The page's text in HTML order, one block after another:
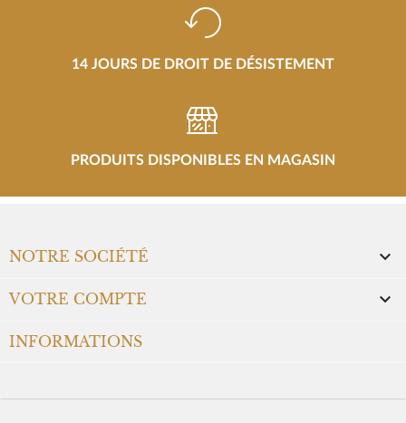
14 JOURS DE DROIT DE DÉSISTEMENT
PRODUITS DISPONIBLES EN MAGASIN
NOTRE SOCIÉTÉ 
VOTRE COMPTE 
INFORMATIONS